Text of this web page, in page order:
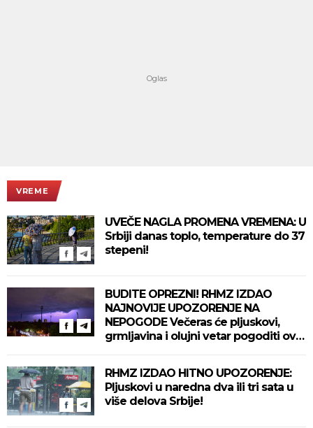
VREME
UVEČE NAGLA PROMENA VREMENA: U
Srbiji danas toplo, temperature do 37
stepeni!
BUDITE OPREZNI! RHMZ IZDAO
NAJNOVIJE UPOZORENJE NA
NEPOGODE Večeras će pljuskovi,
grmljavina i olujni vetar pogoditi ove
RHMZ IZDAO HITNO UPOZORENJE:
Pljuskovi u naredna dva ili tri sata u
više delova Srbije!